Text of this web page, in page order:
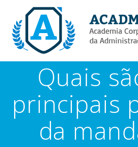
to
content
Quais
principais
da